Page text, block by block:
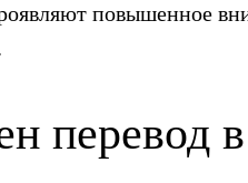
повышенное